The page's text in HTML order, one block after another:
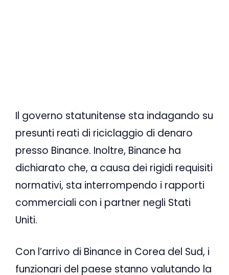
Il governo statunitense sta indagando su
presunti reati di riciclaggio di denaro
presso Binance. Inoltre, Binance ha
dichiarato che, a causa dei rigidi requisiti
normativi, sta interrompendo i rapporti
commerciali con i partner negli Stati
Uniti.
Con l’arrivo di Binance in Corea del Sud, i
funzionari del paese stanno valutando la